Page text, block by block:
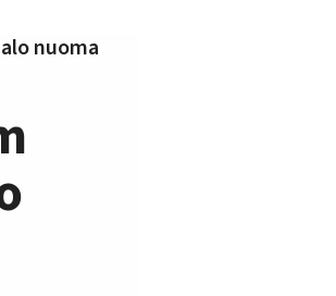
nuoma